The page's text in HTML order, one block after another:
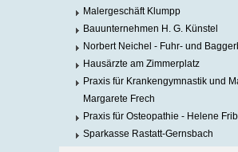
Malergeschäft Klumpp
Bauunternehmen H. G. Künstel
Norbert Neichel - Fuhr- und
Hausärzte am Zimmerplatz
Praxis für Krankengymnastik und
Margarete Frech
Praxis für Osteopathie - Helene
Sparkasse Rastatt-Gernsbach